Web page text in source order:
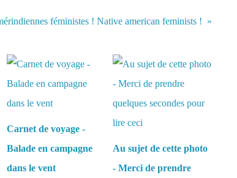
féministes ! Native american feminists !
Carnet de voyage -
Balade en campagne
dans le vent
Au sujet de cette photo
- Merci de prendre